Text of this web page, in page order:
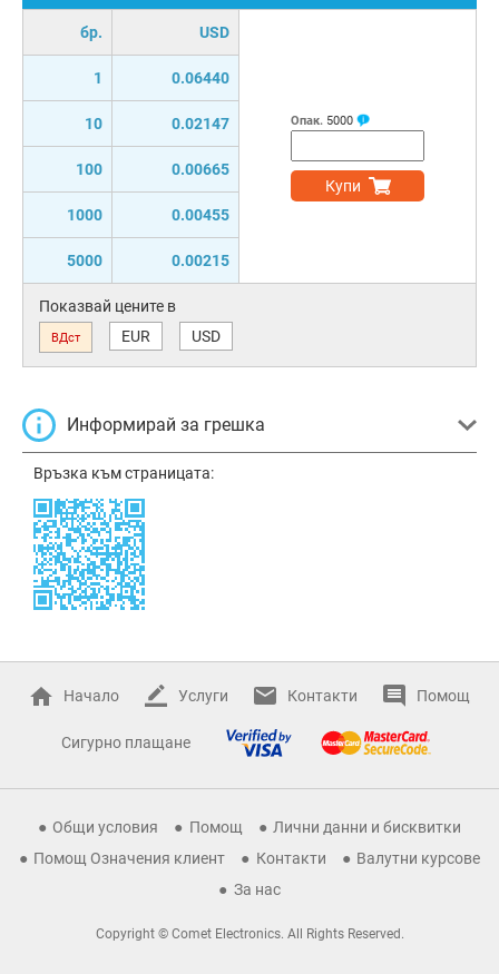
бр. USD
1 0.06440
10 0.02147
100 0.00665
1000 0.00455
5000 0.00215
Опак. 5000
Купи
Показвай цените в
ВДст EUR USD
Информирай за грешка
Връзка към страницата:
Начало Услуги Контакти Помощ
Сигурно плащане
Общи условия Помощ
Лични данни и бисквитки
Помощ Означения клиент
Контакти
Валутни курсове
За нас
Copyright © Comet Electronics. All Rights Reserved.